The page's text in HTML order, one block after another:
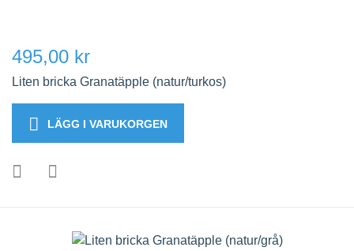
495,00 kr
Liten bricka Granatäpple (natur/turkos)
LÄGG I VARUKORGEN